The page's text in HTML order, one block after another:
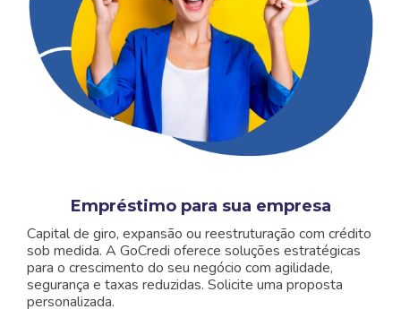
Empréstimo para sua empresa
Capital de giro, expansão ou reestruturação com crédito
sob medida. A GoCredi oferece soluções estratégicas
para o crescimento do seu negócio com agilidade,
segurança e taxas reduzidas. Solicite uma proposta
personalizada.